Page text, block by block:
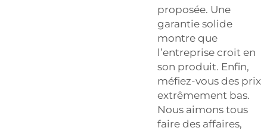
proposée. Une
garantie solide
montre que
l’entreprise croit en
son produit. Enfin,
méfiez-vous des prix
extrêmement bas.
Nous aimons tous
faire des affaires,